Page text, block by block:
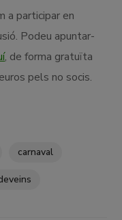
a participar en
Podeu apuntar-
, de forma gratuïta
pels no socis.
carnaval